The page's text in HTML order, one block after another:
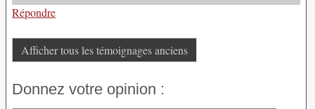
Répondre
Afficher tous les témoignages anciens
Donnez votre opinion :